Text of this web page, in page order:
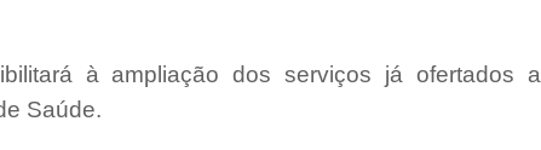
à ampliação dos serviços já ofertados a
Saúde.